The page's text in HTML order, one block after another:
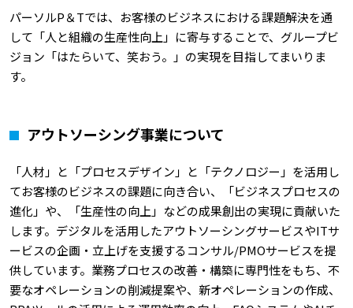
パーソルP＆Tでは、お客様のビジネスにおける課題解決を通
して「人と組織の生産性向上」に寄与することで、グループビ
ジョン「はたらいて、笑おう。」の実現を目指してまいりま
す。
アウトソーシング事業について
「人材」と「プロセスデザイン」と「テクノロジー」を活用し
てお客様のビジネスの課題に向き合い、「ビジネスプロセスの
進化」や、「生産性の向上」などの成果創出の実現に貢献いた
します。デジタルを活用したアウトソーシングサービスやITサ
ービスの企画・立上げを支援するコンサル/PMOサービスを提
供しています。業務プロセスの改善・構築に専門性をもち、不
要なオペレーションの削減提案や、新オペレーションの作成、